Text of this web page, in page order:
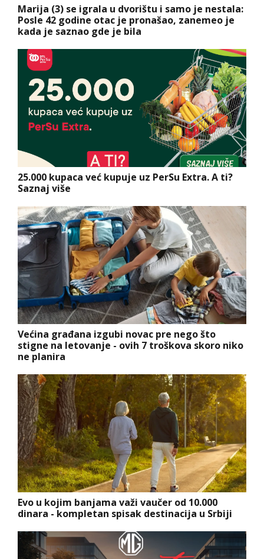
Marija (3) se igrala u dvorištu i samo je nestala:
Posle 42 godine otac je pronašao, zanemeo je
kada je saznao gde je bila
25.000 kupaca već kupuje uz PerSu Extra. A ti?
Saznaj više
Većina građana izgubi novac pre nego što
stigne na letovanje - ovih 7 troškova skoro niko
ne planira
Evo u kojim banjama važi vaučer od 10.000
dinara - kompletan spisak destinacija u Srbiji